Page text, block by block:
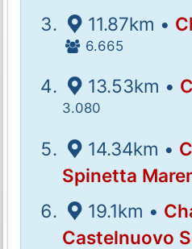
11.87km •
6.665
13.53km •
3.080
14.34km •
Spinetta
19.1km •
Castelnuovo